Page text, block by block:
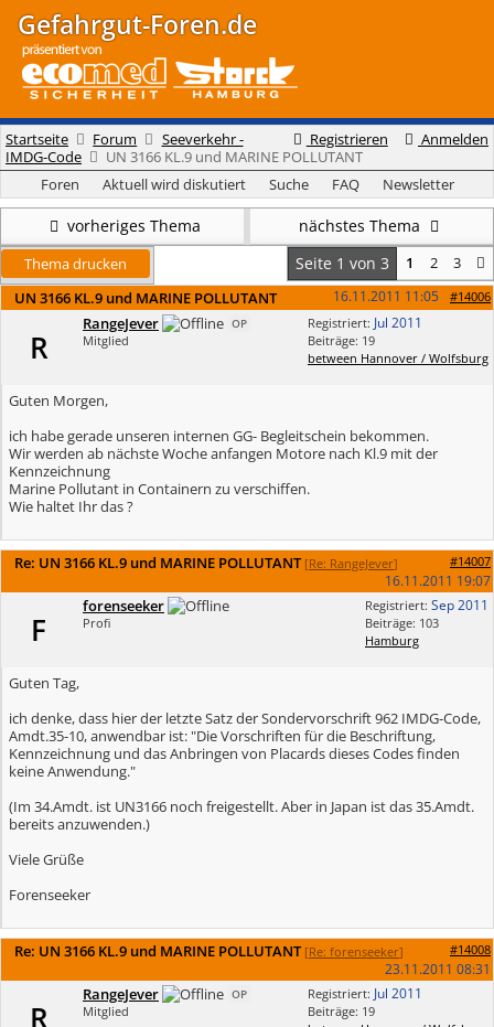
Gefahrgut-Foren.de
Registrieren Anmelden
Startseite Forum
Seeverkehr -
IMDG-Code
UN 3166 KL.9 und MARINE POLLUTANT
Foren
Aktuell wird diskutiert Suche FAQ Newsletter
vorheriges Thema nächstes Thema
Thema drucken Seite 1 von 3 1 2
3
UN 3166 KL.9 und MARINE POLLUTANT
#14006
16.11.2011 11:05
Registriert: Jul 2011
Beiträge: 19
between Hannover / Wolfsburg
R
RangeJever OP
Mitglied
Guten Morgen,
ich habe gerade unseren internen GG- Begleitschein bekommen.
Wir werden ab nächste Woche anfangen Motore nach Kl.9 mit der
Kennzeichnung
Marine Pollutant in Containern zu verschiffen.
Wie haltet Ihr das ?
Re: UN 3166 KL.9 und MARINE POLLUTANT [Re: RangeJever] #14007
16.11.2011 19:07
Registriert: Sep 2011
Beiträge: 103
Hamburg
F
forenseeker
Profi
Guten Tag,
ich denke, dass hier der letzte Satz der Sondervorschrift 962 IMDG-Code,
Amdt.35-10, anwendbar ist: "Die Vorschriften für die Beschriftung,
Kennzeichnung und das Anbringen von Placards dieses Codes finden
keine Anwendung."
(Im 34.Amdt. ist UN3166 noch freigestellt. Aber in Japan ist das 35.Amdt.
bereits anzuwenden.)
Viele Grüße
Forenseeker
Re: UN 3166 KL.9 und MARINE POLLUTANT [Re: forenseeker] #14008
23.11.2011 08:31
Registriert: Jul 2011
Beiträge: 19
R
RangeJever OP
Mitglied